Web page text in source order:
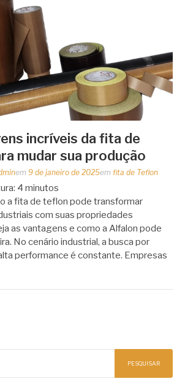
incríveis da fita de
mudar sua produção
em 9 de janeiro de 2025em fita de Teflon
4 minutos
a fita de teflon pode transformar
com suas propriedades
as vantagens e como a Alfalon pode
No cenário industrial, a busca por
performance é constante. Empresas
PESQUISAR